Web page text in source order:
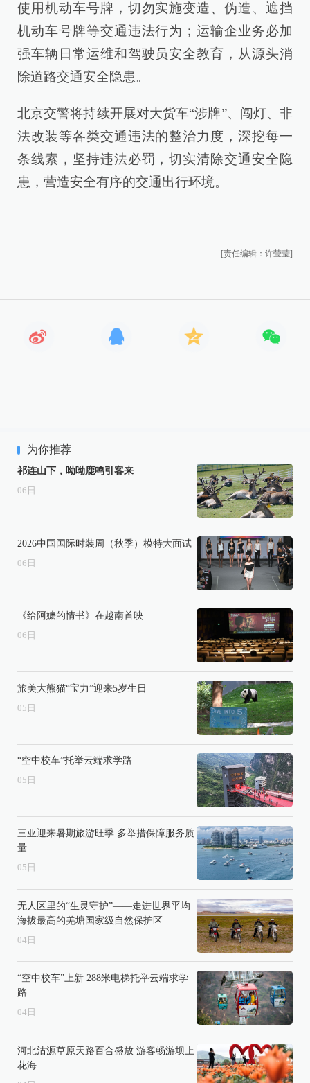
使用机动车号牌，切勿实施变造、伪造、遮挡
机动车号牌等交通违法行为；运输企业务必加
强车辆日常运维和驾驶员安全教育，从源头消
除道路交通安全隐患。
北京交警将持续开展对大货车“涉牌”、闯灯、非
法改装等各类交通违法的整治力度，深挖每一
条线索，坚持违法必罚，切实清除交通安全隐
患，营造安全有序的交通出行环境。
[责任编辑：许莹莹]
为你推荐
祁连山下，呦呦鹿鸣引客来
06 日
2026中国国际时装周（秋季）模特大面试
06 日
《给阿嬷的情书》在越南首映
06 日
旅美大熊猫“宝力”迎来5岁生日
05 日
“空中校车”托举云端求学路
05 日
三亚迎来暑期旅游旺季 多举措保障服务质
量
05 日
无人区里的“生灵守护”——走进世界平均
海拔最高的羌塘国家级自然保护区
04 日
“空中校车”上新 288米电梯托举云端求学
路
04 日
河北沽源草原天路百合盛放 游客畅游坝上
花海